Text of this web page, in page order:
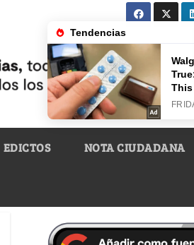
EDICTOS NOTA CIUDADANA